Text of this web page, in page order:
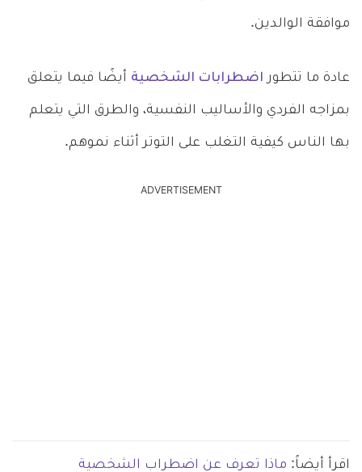
موافقة الوالدين.
عادة ما تتطور اضطرابات الشخصية أيضًا فيما يتعلق
بمزاجه الفردي والأساليب النفسية، والطرق التي يتعلم
بها الناس كيفية التغلب على التوتر أثناء نموهم.
ADVERTISEMENT
اقرأ أيضاً: ماذا تعرف عن اضطراب الشخصية